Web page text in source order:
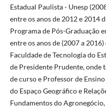
Estadual Paulista - Unesp
entre os anos de 2012 e 2014
Programa de Pós-Graduação
entre os anos de (2007 a
Faculdade de Tecnologia do
de Presidente Prudente,
de curso e Professor de
do Espaço Geográfico e
Fundamentos do